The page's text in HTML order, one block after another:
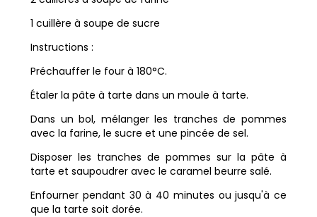
1 cuillère à soupe de sucre
Instructions :
Préchauffer le four à 180°C.
Étaler la pâte à tarte dans un moule à tarte.
Dans un bol, mélanger les tranches de pommes
avec la farine, le sucre et une pincée de sel.
Disposer les tranches de pommes sur la pâte à
tarte et saupoudrer avec le caramel beurre salé.
Enfourner pendant 30 à 40 minutes ou jusqu'à ce
que la tarte soit dorée.